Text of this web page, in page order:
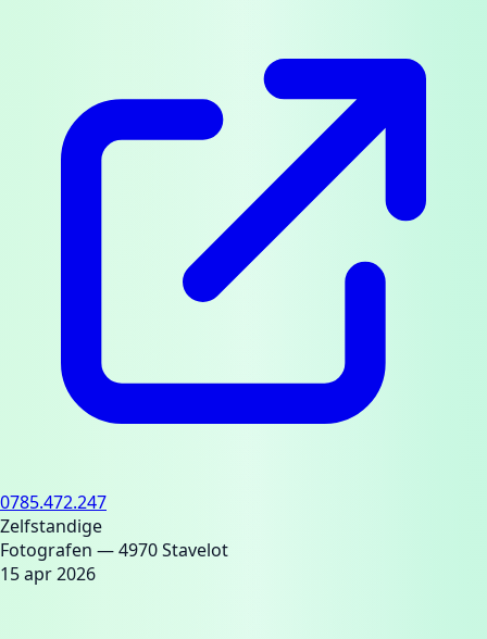
0785.472.247
Zelfstandige
Fotografen — 4970 Stavelot
15 apr 2026